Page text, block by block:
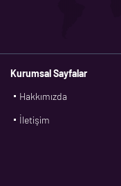
Kurumsal Sayfalar
Hakkımızda
İletişim